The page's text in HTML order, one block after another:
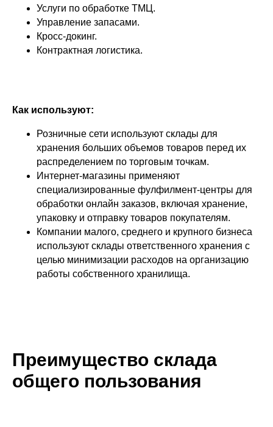
Услуги по обработке ТМЦ.
Управление запасами.
Кросс-докинг.
Контрактная логистика.
Как используют:
Розничные сети используют склады для
хранения больших объемов товаров перед их
распределением по торговым точкам.
Интернет-магазины применяют
специализированные фулфилмент-центры для
обработки онлайн заказов, включая хранение,
упаковку и отправку товаров покупателям.
Компании малого, среднего и крупного бизнеса
используют склады ответственного хранения с
целью минимизации расходов на организацию
работы собственного хранилища.
Преимущество склада
общего пользования